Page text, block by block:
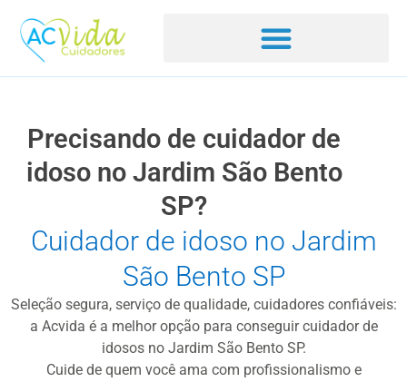
Precisando de cuidador de
idoso no Jardim São Bento
SP?
Cuidador de idoso no Jardim
São Bento SP
Seleção segura, serviço de qualidade, cuidadores confiáveis:
a Acvida é a melhor opção para conseguir cuidador de
idosos no Jardim São Bento SP.
Cuide de quem você ama com profissionalismo e